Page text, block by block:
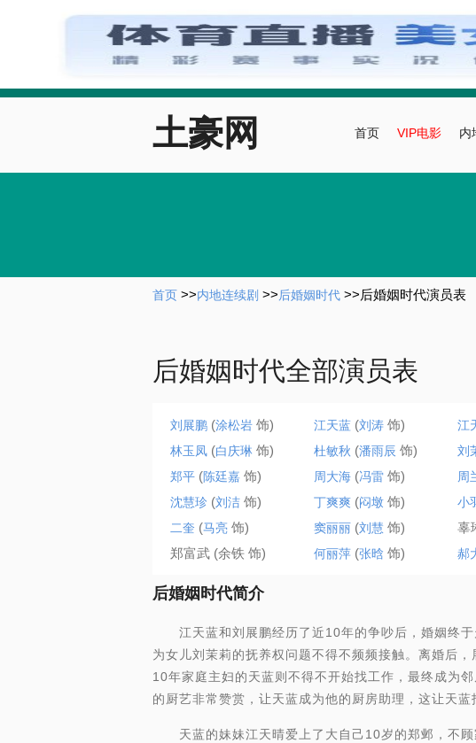
土豪网 首页 VIP电影 内
首页 >>内地连续剧 >>后婚姻时代 >>后婚姻时代演员表
后婚姻时代全部演员表
刘展鹏 (涂松岩 饰) 江天蓝 (刘涛 饰) 江
林玉凤 (白庆琳 饰) 杜敏秋 (潘雨辰 饰) 刘
郑平 (陈廷嘉 饰) 周大海 (冯雷 饰) 周
沈慧珍 (刘洁 饰) 丁爽爽 (闷墩 饰) 小
二奎 (马亮 饰) 窦丽丽 (刘慧 饰) 辜
郑富武 (余铁 饰)
何丽萍 (张晗 饰) 郝
后婚姻时代简介
江天蓝和刘展鹏经历了近10年的争吵后，婚姻终于
为女儿刘茉莉的抚养权问题不得不频频接触。离婚后
10年家庭主妇的天蓝则不得不开始找工作，最终成为
的厨艺非常赞赏，让天蓝成为他的厨房助理，这让天
天蓝的妹妹江天晴爱上了大自己10岁的郑邺，不顾